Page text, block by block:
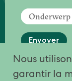
Envoyer
Votre
Nous
garantir la